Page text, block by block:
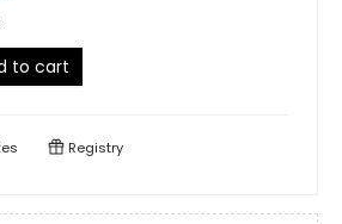
to cart
Registry